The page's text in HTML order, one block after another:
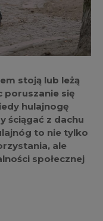
stoją lub leżą
poruszanie się
hulajnogę
ściągać z dachu
to nie tylko
ale
społecznej